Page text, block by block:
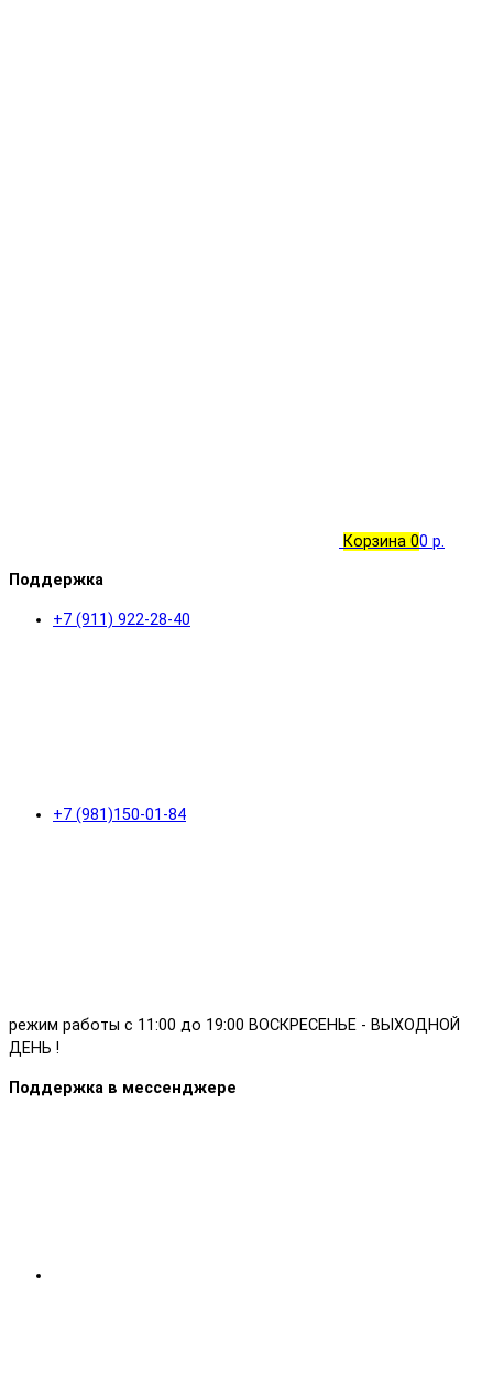
Корзина 00 р.
Поддержка
+7 (911) 922-28-40
+7 (981)150-01-84
режим работы с 11:00 до 19:00 ВОСКРЕСЕНЬЕ - ВЫХОДНОЙ
ДЕНЬ !
Поддержка в мессенджере